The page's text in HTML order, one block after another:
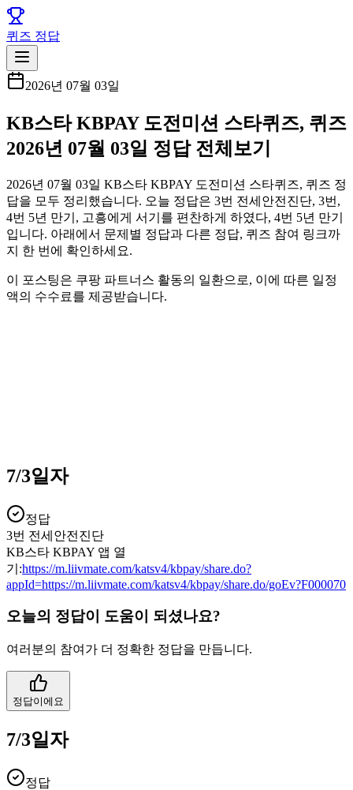
퀴즈 정답
2026년 07월 03일
KB스타 KBPAY 도전미션 스타퀴즈, 퀴즈
2026년 07월 03일 정답 전체보기
2026년 07월 03일 KB스타 KBPAY 도전미션 스타퀴즈, 퀴즈 정
답을 모두 정리했습니다. 오늘 정답은 3번 전세안전진단, 3번,
4번 5년 만기, 고흥에게 서기를 편찬하게 하였다, 4번 5년 만기
입니다. 아래에서 문제별 정답과 다른 정답, 퀴즈 참여 링크까
지 한 번에 확인하세요.
이 포스팅은 쿠팡 파트너스 활동의 일환으로, 이에 따른 일정
액의 수수료를 제공받습니다.
7/3일자
정답
3번 전세안전진단
KB스타 KBPAY 앱 열
기:https://m.liivmate.com/katsv4/kbpay/share.do?
appId=https://m.liivmate.com/katsv4/kbpay/share.do/goEv?F000070
오늘의 정답이 도움이 되셨나요?
여러분의 참여가 더 정확한 정답을 만듭니다.
정답이에요
7/3일자
정답